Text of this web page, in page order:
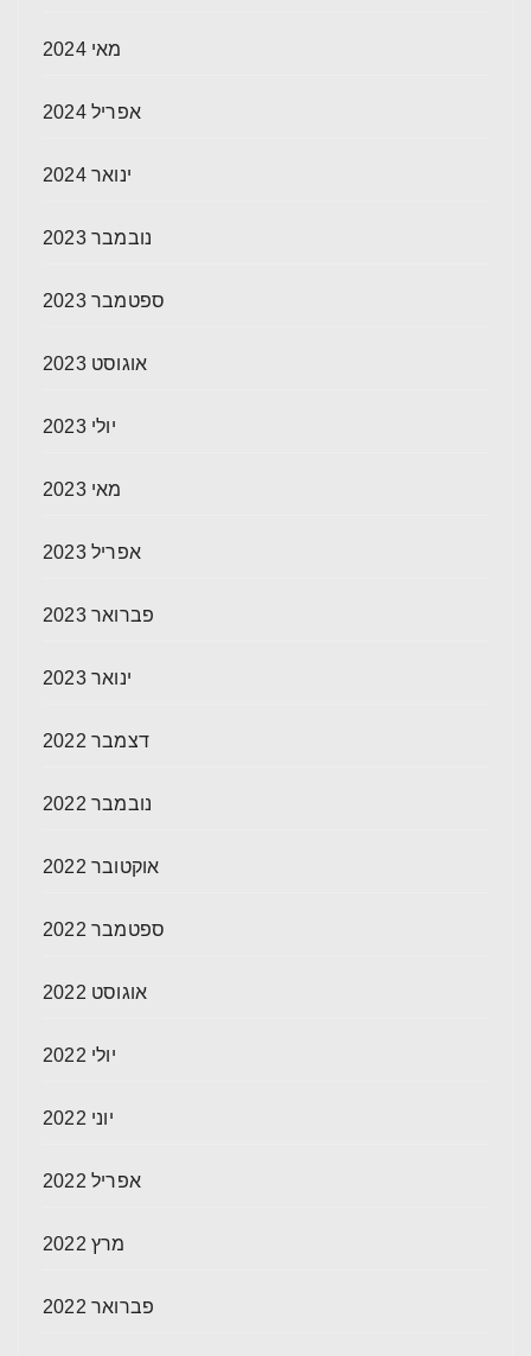
מאי 2024
אפריל 2024
ינואר 2024
נובמבר 2023
ספטמבר 2023
אוגוסט 2023
יולי 2023
מאי 2023
אפריל 2023
פברואר 2023
ינואר 2023
דצמבר 2022
נובמבר 2022
אוקטובר 2022
ספטמבר 2022
אוגוסט 2022
יולי 2022
יוני 2022
אפריל 2022
מרץ 2022
פברואר 2022